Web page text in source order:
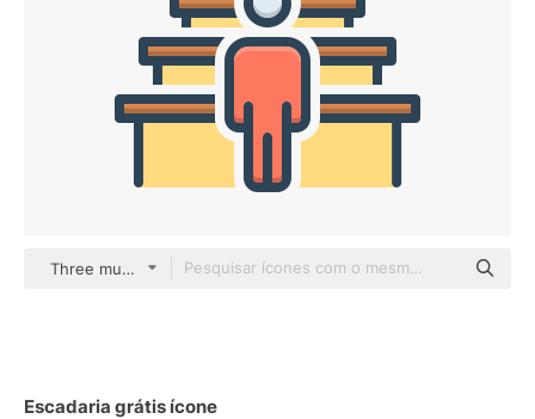
Three musketeers color lineal-color
Escadaria grátis ícone